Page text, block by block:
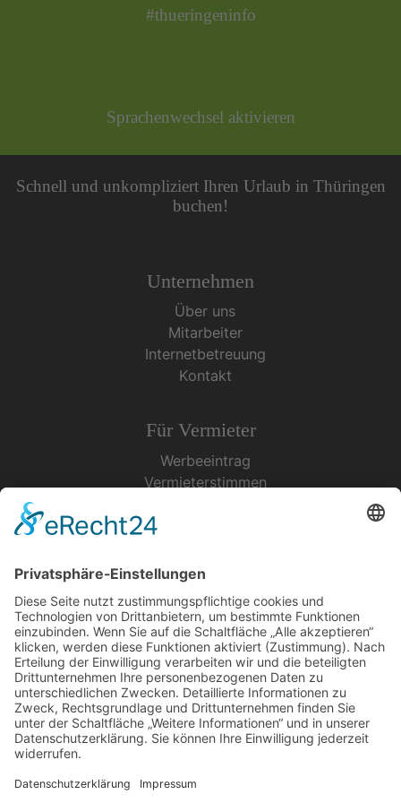
#thueringeninfo
Sprachenwechsel aktivieren
Schnell und unkompliziert Ihren Urlaub in Thüringen
buchen!
Unternehmen
Über uns
Mitarbeiter
Internetbetreuung
Kontakt
Für Vermieter
Werbeeintrag
Vermieterstimmen
Urlaubsservice
Bücher, Karten & CD's
Ihre Anreise
Wetter
Links
Nutzungsbedingungen
Datenschutz